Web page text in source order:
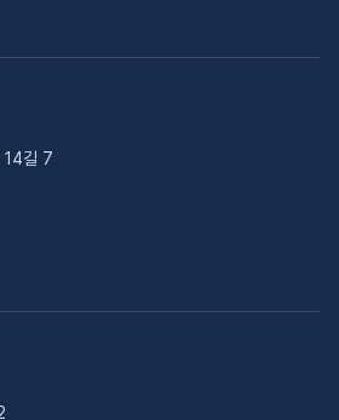
14길 7